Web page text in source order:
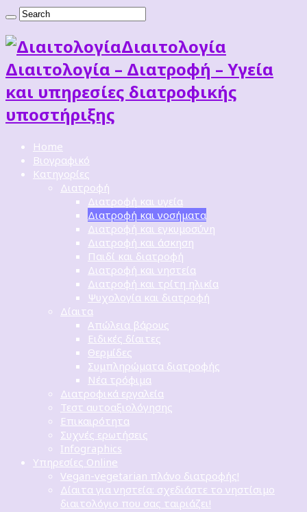
Διαιτoλογία
Διαιτολογία – Διατροφή – Υγεία
και υπηρεσίες διατροφικής
υποστήριξης
Home
Βιογραφικό
Κατηγορίες
Διατροφή
Διατροφή και υγεία
Διατροφή και νοσήματα
Διατροφή και εγκυμοσύνη
Διατροφή και άσκηση
Παιδί και διατροφή
Διατροφή και νηστεία
Διατροφή και τρίτη ηλικία
Ψυχολογία και διατροφή
Δίαιτα
Απώλεια βάρους
Ειδικές δίαιτες
Θερμίδες
Συμπληρώματα διατροφής
Νέα τρόφιμα
Διατροφικά εργαλεία
Τεστ αυτοαξιολόγησης
Επικαιρότητα
Συχνές ερωτήσεις
Infographics
Υπηρεσίες Online
Vegan-vegetarian πλάνο διατροφής!
Δίαιτα για νηστεία: σχεδιάστε το νηστίσιμο
διαιτολόγιο που σας ταιριάζει!